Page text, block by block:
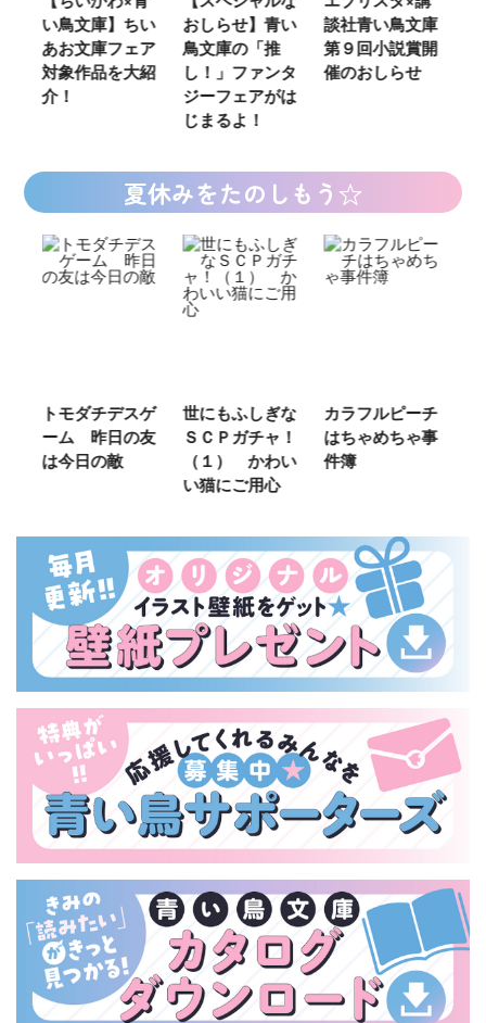
い鳥文庫】ちい
あお文庫フェア
対象作品を大紹
介！
おしらせ】青い
鳥文庫の「推
し！」ファンタ
ジーフェアがは
じまるよ！
談社青い鳥文庫
第９回小説賞開
催のおしらせ
夏休みをたのしもう☆
トモダチデスゲ
ーム 昨日の友
は今日の敵
世にもふしぎな
ＳＣＰガチャ！
（１） かわい
い猫にご用心
カラフルピーチ
はちゃめちゃ事
件簿